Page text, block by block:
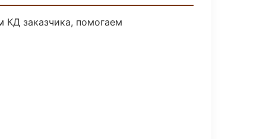
КД заказчика, помогаем